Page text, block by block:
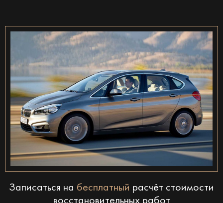
Записаться на бесплатный расчёт стоимости
восстановительных работ